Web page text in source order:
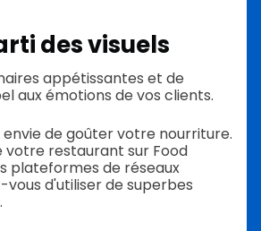
des visuels
appétissantes et de
aux émotions de vos clients.
de goûter votre nourriture.
votre restaurant sur Food
plateformes de réseaux
vous d'utiliser de superbes